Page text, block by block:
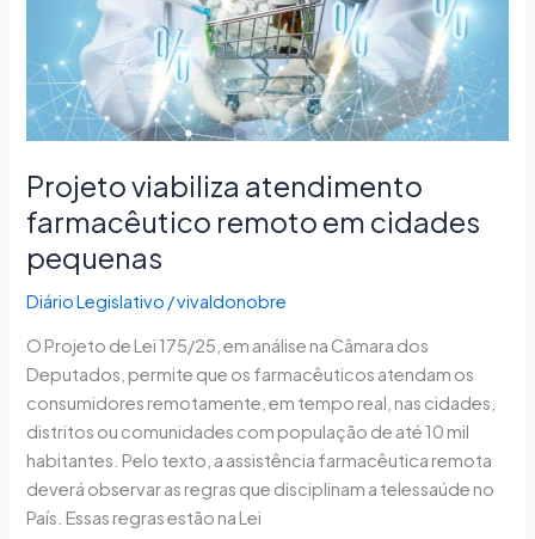
Projeto viabiliza atendimento
farmacêutico remoto em cidades
pequenas
Diário Legislativo /vivaldonobre
O Projeto de Lei 175/25, em análise na Câmara dos
Deputados, permite que os farmacêuticos atendam os
consumidores remotamente, em tempo real, nas cidades,
distritos ou comunidades com população de até 10 mil
habitantes. Pelo texto, a assistência farmacêutica remota
deverá observar as regras que disciplinam a telessaúde no
País. Essas regras estão na Lei
remoto
cidades
pequenas